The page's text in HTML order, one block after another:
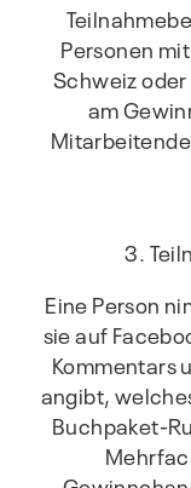
Personen
Schweiz
am
3.
Eine Person
sie auf
Kommentars
angibt,
Buchpaket-